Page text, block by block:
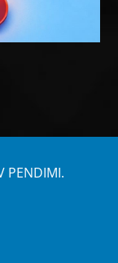
PENDIMI.